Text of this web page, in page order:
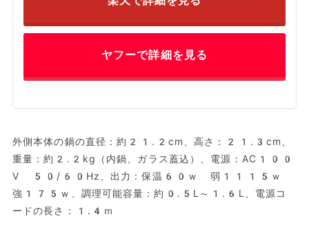
ヤフーで詳細を見る
外側本体の鍋の直径：約21.2cm、高さ：21.3cm、
重量：約2.2kg（内鍋、ガラス蓋込）、電源：AC100
V 50/60Hz、出力：保温60ｗ 弱1115ｗ
強175ｗ、調理可能容量：約0.5L～1.6L、電源コ
ードの長さ：1.4ｍ